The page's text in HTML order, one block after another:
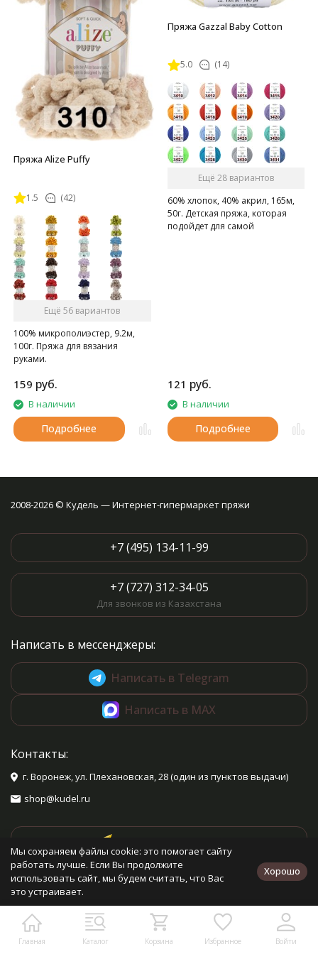
Пряжа Alize Puffy
1.5 (42)
Ещё 56 вариантов
100% микрополиэстер, 9.2м,
100г. Пряжа для вязания
руками.
159 руб.
В наличии
Подробнее
Пряжа Gazzal Baby Cotton
5.0 (14)
Ещё 28 вариантов
60% хлопок, 40% акрил, 165м,
50г. Детская пряжа, которая
подойдет для самой
121 руб.
В наличии
Подробнее
Главная Каталог Корзина Избранное Войти
2008-2026 © Кудель — Интернет-гипермаркет пряжи
+7 (495) 134-11-99
+7 (727) 312-34-05
Для звонков из Казахстана
Написать в мессенджеры:
Написать в Telegram
Написать в MAX
Контакты:
г. Воронеж, ул. Плехановская, 28 (один из пунктов выдачи)
shop@kudel.ru
Мы в социальных сетях:
RUB
Мы сохраняем файлы cookie: это помогает сайту
работать лучше. Если Вы продолжите
использовать сайт, мы будем считать, что Вас
это устраивает.
Хорошо